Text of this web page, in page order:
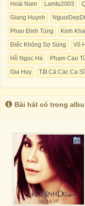
Hoài Nam
Lamtu2003
Giang Huynh
Phan Đình Tùng
Kinh
Điếc Không Sợ Súng
Võ
Hồ Ngọc Hà
Phạm Cao
Gia Huy
Tất Cả Các Ca Sĩ
Bài hát có trong